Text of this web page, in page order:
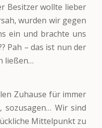
Besitzer wollte lieber
wurden wir gegen
ein und brachte uns
Pah – das ist nun der
ließen…
Zuhause für immer
sozusagen… Wir sind
Mittelpunkt zu